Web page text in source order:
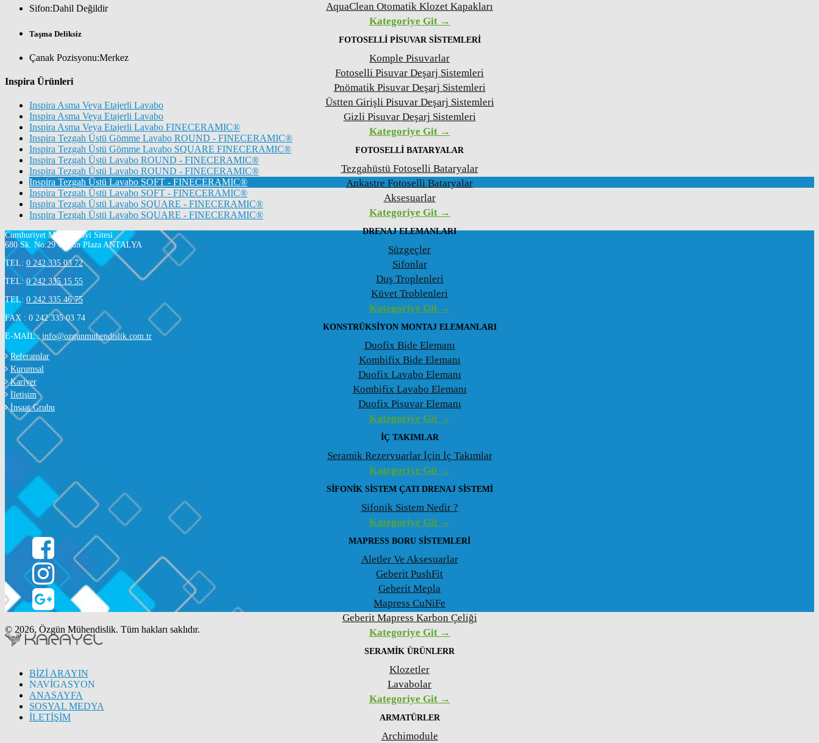
AquaClean Otomatik Klozet Kapakları
Kategoriye Git →
FOTOSELLI PISUVAR SISTEMLERI
Komple Pisuvarlar
Fotoselli Pisuvar Deşarj Sistemleri
Pnömatik Pisuvar Deşarj Sistemleri
Üstten Girişli Pisuvar Deşarj Sistemleri
Gizli Pisuvar Deşarj Sistemleri
Kategoriye Git →
FOTOSELLI BATARYALAR
Tezgahüstü Fotoselli Bataryalar
Ankastre Fotoselli Bataryalar
Aksesuarlar
Kategoriye Git →
DRENAJ ELEMANLARI
Süzgeçler
Sifonlar
Duş Troplenleri
Küvet Troblenleri
Kategoriye Git →
KONSTRÜKSIYON MONTAJ ELEMANLARI
Duofix Bide Elemanı
Kombifix Bide Elemanı
Duofix Lavabo Elemanı
Kombifix Lavabo Elemanı
Duofix Pisuvar Elemanı
Kategoriye Git →
İÇ TAKIMLAR
Seramik Rezervuarlar İçin İç Takımlar
Kategoriye Git →
SIFONIK SISTEM ÇATI DRENAJ SISTEMI
Sifonik Sistem Nedir ?
Kategoriye Git →
MAPRESS BORU SISTEMLERI
Aletler Ve Aksesuarlar
Geberit PushFit
Geberit Mepla
Mapress CuNiFe
Geberit Mapress Karbon Çeliği
Kategoriye Git →
SERAMIK ÜRÜNLERR
Klozetler
Lavabolar
Kategoriye Git →
ARMATÜRLER
Archimodule
Sifon:Dahil Değildir
Taşma Deliksiz
Çanak Pozisyonu:Merkez
Inspira Ürünleri
Inspira Asma Veya Etajerli Lavabo
Inspira Asma Veya Etajerli Lavabo
Inspira Asma Veya Etajerli Lavabo FINECERAMIC®
Inspira Tezgah Üstü Gömme Lavabo ROUND - FINECERAMIC®
Inspira Tezgah Üstü Gömme Lavabo SQUARE FINECERAMIC®
Inspira Tezgah Üstü Lavabo ROUND - FINECERAMIC®
Inspira Tezgah Üstü Lavabo ROUND - FINECERAMIC®
Inspira Tezgah Üstü Lavabo SOFT - FINECERAMIC®
Inspira Tezgah Üstü Lavabo SOFT - FINECERAMIC®
Inspira Tezgah Üstü Lavabo SQUARE - FINECERAMIC®
Inspira Tezgah Üstü Lavabo SQUARE - FINECERAMIC®
Cumhuriyet Mah. Sanayi Sitesi
680 Sk. No:29 Özgün Plaza ANTALYA
TEL: 0 242 335 03 72
TEL:0 242 335 15 55
TEL: 0 242 335 46 75
FAX : 0 242 335 03 74
E-MAİL :info@ozgunmuhendislik.com.tr
Referanslar
Kurumsal
Kariyer
İletişim
İnşaat Grubu
© 2026, Özgün Mühendislik. Tüm hakları saklıdır.
BİZİ ARAYIN
NAVİGASYON
ANASAYFA
SOSYAL MEDYA
İLETİŞİM